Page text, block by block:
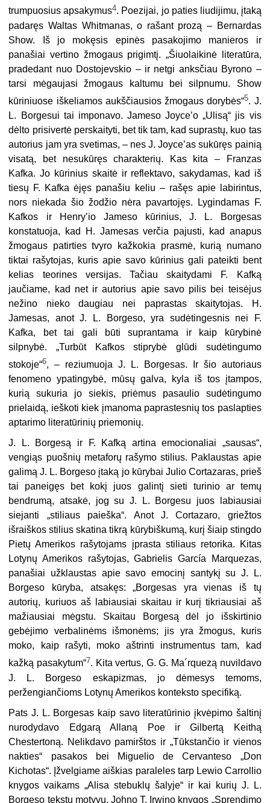
trumpuosius apsakymus4. Poezijai, jo paties liudijimu, įtaką
padaręs Waltas Whitmanas, o rašant prozą – Bernardas
Show. Iš jo mokęsis epinės pasakojimo manieros ir
panašiai vertino žmogaus prigimtį. „Šiuolaikinė literatūra,
pradedant nuo Dostojevskio – ir netgi anksčiau Byrono –
tarsi mėgaujasi žmogaus kaltumu bei silpnumu. Show
kūriniuose iškeliamos aukščiausios žmogaus dorybės“5. J.
L. Borgesui tai imponavo. Jameso Joyce’o „Ulisą“ jis vis
dėlto prisivertė perskaityti, bet tik tam, kad suprastų, kuo tas
autorius jam yra svetimas, – nes J. Joyce’as sukūręs painią
visatą, bet nesukūręs charakterių. Kas kita – Franzas
Kafka. Jo kūrinius skaitė ir reflektavo, sakydamas, kad iš
tiesų F. Kafka ėjęs panašiu keliu – rašęs apie labirintus,
nors niekada šio žodžio nėra pavartojęs. Lygindamas F.
Kafkos ir Henry’io Jameso kūrinius, J. L. Borgesas
konstatuoja, kad H. Jamesas verčia pajusti, kad anapus
žmogaus patirties tvyro kažkokia prasmė, kurią numano
tiktai rašytojas, kuris apie savo kūrinius gali pateikti bent
kelias teorines versijas. Tačiau skaitydami F. Kafką
jaučiame, kad net ir autorius apie savo pilis bei teisėjus
nežino nieko daugiau nei paprastas skaitytojas. H.
Jamesas, anot J. L. Borgeso, yra sudėtingesnis nei F.
Kafka, bet tai gali būti suprantama ir kaip kūrybinė
silpnybė. „Turbūt Kafkos stiprybė glūdi sudėtingumo
stokoje“6, – reziumuoja J. L. Borgesas. Ir šio autoriaus
fenomeno ypatingybė, mūsų galva, kyla iš tos įtampos,
kurią sukuria jo siekis, priėmus pasaulio sudėtingumo
prielaidą, ieškoti kiek įmanoma paprastesnių tos paslapties
aptarimo literatūrinių priemonių.
J. L. Borgesą ir F. Kafką artina emocionaliai „sausas“,
vengiąs puošnių metaforų rašymo stilius. Paklaustas apie
galimą J. L. Borgeso įtaką jo kūrybai Julio Cortazaras, prieš
tai paneigęs bet kokį juos galintį sieti turinio ar temų
bendrumą, atsakė, jog su J. L. Borgesu juos labiausiai
siejanti „stiliaus paieška“. Anot J. Cortazaro, griežtos
išraiškos stilius skatina tikrą kūrybiškumą, kurį šiaip stingdo
Pietų Amerikos rašytojams įprasta stiliaus retorika. Kitas
Lotynų Amerikos rašytojas, Gabrielis García Marquezas,
panašiai užklaustas apie savo emocinį santykį su J. L.
Borgeso kūryba, atsakęs: „Borgesas yra vienas iš tų
autorių, kuriuos aš labiausiai skaitau ir kurį tikriausiai aš
mažiausiai mėgstu. Skaitau Borgesą dėl jo išskirtinio
gebėjimo verbalinėms išmonėms; jis yra žmogus, kuris
moko, kaip rašyti, moko aštrinti instrumentus tam, kad
kažką pasakytum“7. Kita vertus, G. G. Ma´rquezą nuvildavo
J. L. Borgeso eskapizmas, jo dėmesys temoms,
peržengiančioms Lotynų Amerikos konteksto specifiką.
Pats J. L. Borgesas kaip savo literatūrinio įkvėpimo šaltinį
nurodydavo Edgarą Allaną Poe ir Gilbertą Keithą
Chestertoną. Nelikdavo pamirštos ir „Tūkstančio ir vienos
nakties“ pasakos bei Miguelio de Cervanteso „Don
Kichotas“. Įžvelgiame aiškias paraleles tarp Lewio Carrollio
knygos vaikams „Alisa stebuklų šalyje“ ir kai kurių J. L.
Borgeso tekstų motyvų, Johno T. Irwino knygos „Sprendimo